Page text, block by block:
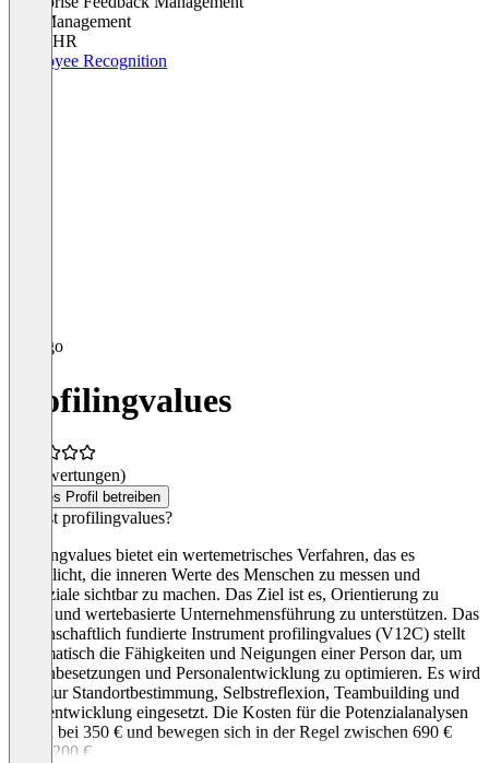
Test Management
Other HR
Employee Recognition
profilingvalues
(0 Bewertungen)
Dieses Profil betreiben
Was ist profilingvalues?
profilingvalues bietet ein wertemetrisches Verfahren, das es
ermöglicht, die inneren Werte des Menschen zu messen und
Potenziale sichtbar zu machen. Das Ziel ist es, Orientierung zu
geben und wertebasierte Unternehmensführung zu unterstützen. Das
wissenschaftlich fundierte Instrument profilingvalues (V12C) stellt
systematisch die Fähigkeiten und Neigungen einer Person dar, um
Stellenbesetzungen und Personalentwicklung zu optimieren. Es wird
auch zur Standortbestimmung, Selbstreflexion, Teambuilding und
Teamentwicklung eingesetzt. Die Kosten für die Potenzialanalysen
starten bei 350 € und bewegen sich in der Regel zwischen 690 €
und 1.200 €.